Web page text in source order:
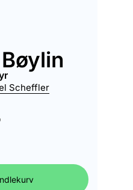
Scheffler